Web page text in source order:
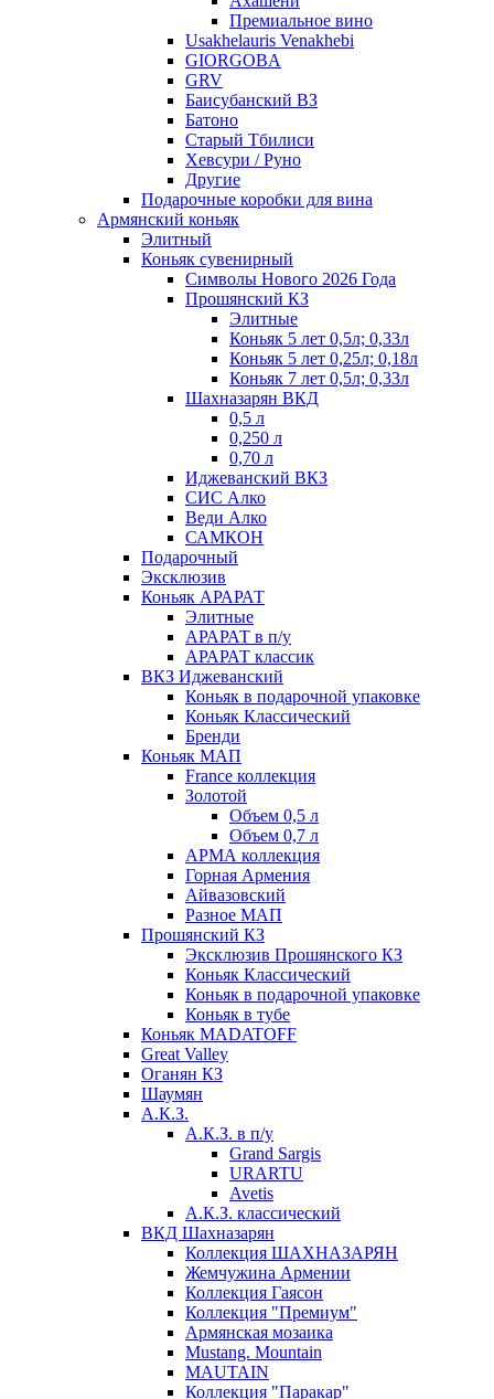
Премиальное вино
Usakhelauris Venakhebi
GIORGOBA
GRV
Баисубанский ВЗ
Батоно
Старый Тбилиси
Хевсури / Руно
Другие
Подарочные коробки для вина
Армянский коньяк
Элитный
Коньяк сувенирный
Символы Нового 2026 Года
Прошянский КЗ
Элитные
Коньяк 5 лет 0,5л; 0,33л
Коньяк 5 лет 0,25л; 0,18л
Коньяк 7 лет 0,5л; 0,33л
Шахназарян ВКД
0,5 л
0,250 л
0,70 л
Иджеванский ВКЗ
СИС Алко
Веди Алко
САМКОН
Подарочный
Эксклюзив
Коньяк АРАРАТ
Элитные
АРАРАТ в п/у
АРАРАТ классик
ВКЗ Иджеванский
Коньяк в подарочной упаковке
Коньяк Классический
Бренди
Коньяк МАП
France коллекция
Золотой
Объем 0,5 л
Объем 0,7 л
АРМА коллекция
Горная Армения
Айвазовский
Разное МАП
Прошянский КЗ
Эксклюзив Прошянского КЗ
Коньяк Классический
Коньяк в подарочной упаковке
Коньяк в тубе
Коньяк MADATOFF
Great Valley
Оганян КЗ
Шаумян
А.К.З.
А.К.З. в п/у
Grand Sargis
URARTU
Avetis
А.К.З. классический
ВКД Шахназарян
Коллекция ШАХНАЗАРЯН
Жемчужина Армении
Коллекция Гаясон
Коллекция "Премиум"
Армянская мозаика
Mustang. Mountain
MAUTAIN
Коллекция "Паракар"